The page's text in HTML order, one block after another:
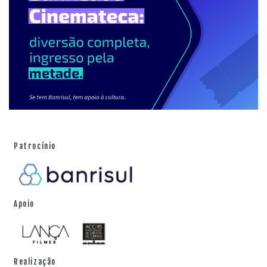
Lucio oferece poucos sorrisos. A câmera acompanha
tudo sem interferir, só trazendo o improviso de alguns
personagens que surgem pelo caminho. Um destes
momentos acontece em uma praça da cidade de São
Nicolau, quando Yamandu dedilha o violão e chama a
atenção de um homem. "Você vive disso?", pergunta o
passante, impressionado com a habilidade do rapaz.
os dois violonistas tocam na rua, em um pequeno
povoado, e atraem curiosos. "Vem aqui. Olha como eles
tocam", diz um homem a outro.
Argentina, com lugarejos que parecem ter parado no
tempo, também cresce a cumplicidade entre os dois
personagens. A câmera ganha em poesia quando Yanel
reencontra lugares e amigos do passado, como a
Patrocínio
Apoio
Realização